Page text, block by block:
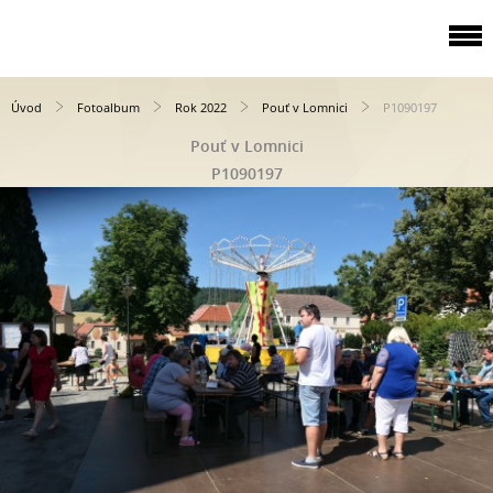
Úvod Fotoalbum Rok 2022 Pouť v Lomnici P1090197
Pouť v Lomnici
P1090197